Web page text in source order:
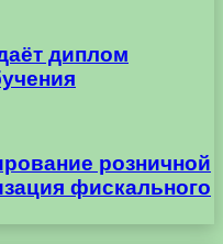
диплом
розничной
фискального